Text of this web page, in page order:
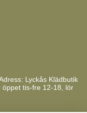
Lyckås Klädbutik
öppet tis-fre 12-18, lör